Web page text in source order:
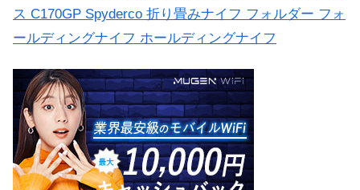
ス C170GP Spyderco 折り畳みナイフ フォルダー フォ
ールディングナイフ ホールディングナイフ